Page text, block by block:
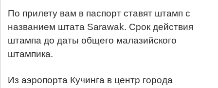
По прилету вам в паспорт ставят штамп с
названием штата Sarawak. Срок действия
штампа до даты общего малазийского
штампика.
Из аэропорта Кучинга в центр города